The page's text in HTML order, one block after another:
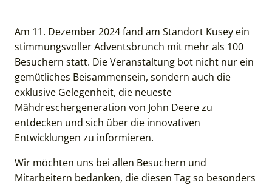
Am 11. Dezember 2024 fand am Standort Kusey ein
stimmungsvoller Adventsbrunch mit mehr als 100
Besuchern statt. Die Veranstaltung bot nicht nur ein
gemütliches Beisammensein, sondern auch die
exklusive Gelegenheit, die neueste
Mähdreschergeneration von John Deere zu
entdecken und sich über die innovativen
Entwicklungen zu informieren.
Wir möchten uns bei allen Besuchern und
Mitarbeitern bedanken, die diesen Tag so besonders